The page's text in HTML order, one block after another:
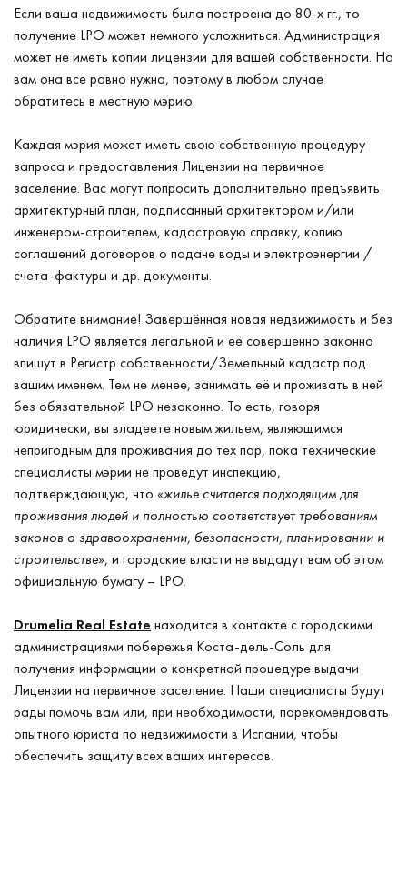
Если ваша недвижимость была построена до 80-х гг., то
получение LPO может немного усложниться. Администрация
может не иметь копии лицензии для вашей собственности. Но
вам она всё равно нужна, поэтому в любом случае
обратитесь в местную мэрию.
Каждая мэрия может иметь свою собственную процедуру
запроса и предоставления Лицензии на первичное
заселение. Вас могут попросить дополнительно предъявить
архитектурный план, подписанный архитектором и/или
инженером-строителем, кадастровую справку, копию
соглашений договоров о подаче воды и электроэнергии /
счета-фактуры и др. документы.
Обратите внимание! Завершённая новая недвижимость и без
наличия LPO является легальной и её совершенно законно
впишут в Регистр собственности/Земельный кадастр под
вашим именем. Тем не менее, занимать её и проживать в ней
без обязательной LPO незаконно. То есть, говоря
юридически, вы владеете новым жильем, являющимся
непригодным для проживания до тех пор, пока технические
специалисты мэрии не проведут инспекцию,
подтверждающую, что «жилье считается подходящим для
проживания людей и полностью соответствует требованиям
законов о здравоохранении, безопасности, планировании и
строительстве», и городские власти не выдадут вам об этом
официальную бумагу – LPO.
Drumelia Real Estate находится в контакте с городскими
администрациями побережья Коста-дель-Соль для
получения информации о конкретной процедуре выдачи
Лицензии на первичное заселение. Наши специалисты будут
рады помочь вам или, при необходимости, порекомендовать
опытного юриста по недвижимости в Испании, чтобы
обеспечить защиту всех ваших интересов.